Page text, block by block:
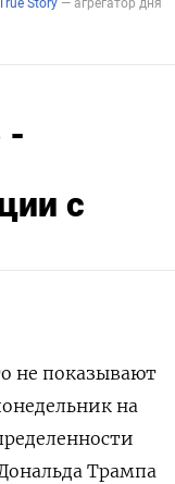
-
с
не показывают
на
Трампа